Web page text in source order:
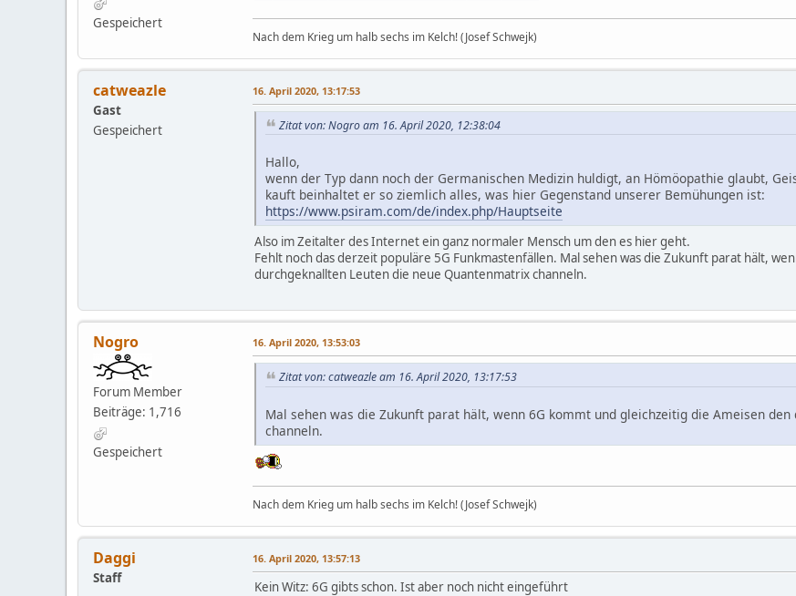
Gespeichert
Nach dem Krieg um halb sechs im Kelch! (Josef Schwejk)
catweazle
Gast
Gespeichert
16. April 2020, 13:17:53
Zitat von: Nogro am 16. April 2020, 12:38:04
Hallo,
wenn der Typ dann noch der Germanischen Medizin huldigt, an Hömöopathie glaubt,
kauft beinhaltet er so ziemlich alles, was hier Gegenstand unserer Bemühungen ist:
https://www.psiram.com/de/index.php/Hauptseite
Also im Zeitalter des Internet ein ganz normaler Mensch um den es hier geht.
Fehlt noch das derzeit populäre 5G Funkmastenfällen. Mal sehen was die Zukunft parat hält,
durchgeknallten Leuten die neue Quantenmatrix channeln.
Nogro
Forum Member
Beiträge: 1,716
Gespeichert
16. April 2020, 13:53:03
Zitat von: catweazle am 16. April 2020, 13:17:53
Mal sehen was die Zukunft parat hält, wenn 6G kommt und gleichzeitig die Ameisen
channeln.
Nach dem Krieg um halb sechs im Kelch! (Josef Schwejk)
Daggi
Staff
16. April 2020, 13:57:13
Kein Witz: 6G gibts schon. Ist aber noch nicht eingeführt